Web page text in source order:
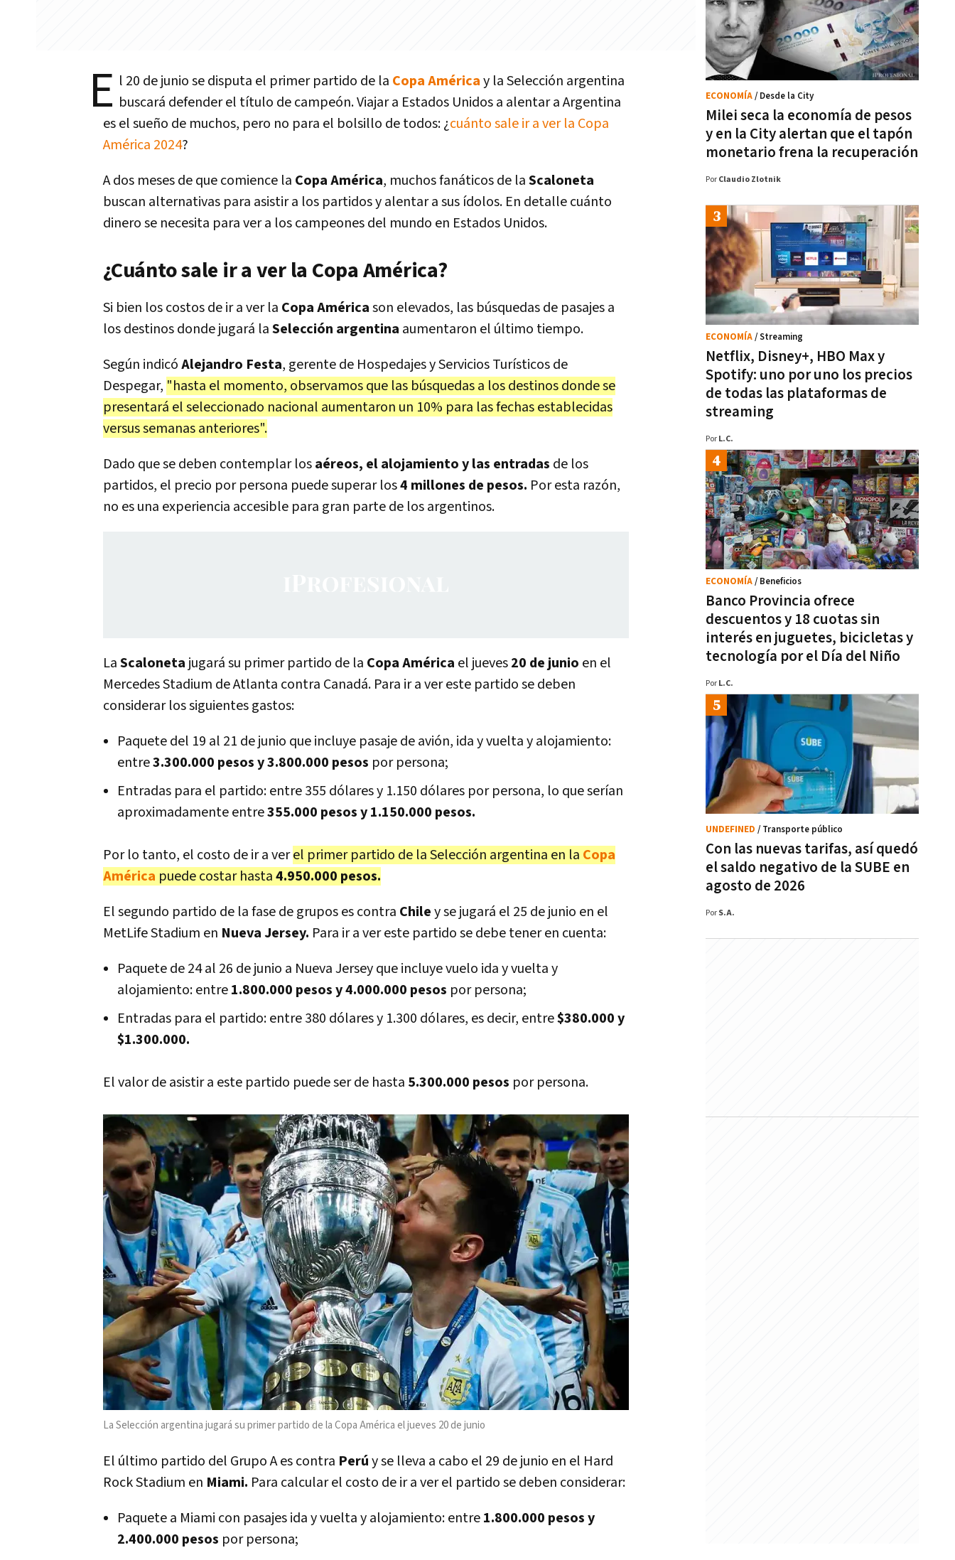
E l 20 de junio se disputa el primer partido de la Copa Américay la Selección argentina
buscará defender el título de campeón. Viajar a Estados Unidos a alentar a Argentina
es el sueño de muchos, pero no para el bolsillo de todos: ¿cuánto sale ir a ver la Copa
América 2024?
A dos meses de que comience la Copa América, muchos fanáticos de laScaloneta
buscan alternativas para asistir a los partidos y alentar a sus ídolos. En detalle cuánto
dinero se necesita para ver a los campeones del mundo en Estados Unidos.
¿Cuánto sale ir a ver la Copa América?
Si bien los costos de ir a ver la Copa Américason elevados, las búsquedas de pasajes a
los destinos donde jugará laSelección argentina aumentaron el último tiempo.
Según indicóAlejandro Festa, gerente de Hospedajes y Servicios Turísticos de
Despegar, "hasta el momento, observamos que las búsquedas a los destinos donde se
presentará el seleccionado nacional aumentaron un 10% para las fechas establecidas
versus semanas anteriores".
Dado que se deben contemplar losaéreos, el alojamiento y las entradas de los
partidos, el precio por persona puede superar los4 millones de pesos. Por esta razón,
no es una experiencia accesible para gran parte de los argentinos.
LaScaloneta jugará su primer partido de la Copa América el jueves20 de junio en el
Mercedes Stadium de Atlanta contra Canadá. Para ir a ver este partido se deben
considerar los siguientes gastos:
Paquete del 19 al 21 de junio que incluye pasaje de avión, ida y vuelta y alojamiento:
entre3.300.000 pesos y 3.800.000 pesos por persona;
Entradas para el partido: entre 355 dólares y 1.150 dólares por persona, lo que serían
aproximadamente entre355.000 pesos y 1.150.000 pesos.
Por lo tanto, el costo de ir a verel primer partido de la Selección argentina en la Copa
América puede costar hasta4.950.000 pesos.
El segundo partido de la fase de grupos es contra Chiley se jugará el 25 de junio en el
MetLife Stadium en Nueva Jersey. Para ir a ver este partido se debe tener en cuenta:
Paquete de 24 al 26 de junio a Nueva Jersey que incluye vuelo ida y vuelta y
alojamiento: entre1.800.000 pesos y 4.000.000 pesos por persona;
Entradas para el partido: entre 380 dólares y 1.300 dólares, es decir, entre$380.000 y
$1.300.000.
El valor de asistir a este partido puede ser de hasta 5.300.000 pesos por persona.
La Selección argentina jugará su primer partido de la Copa América el jueves 20 de junio
El último partido del Grupo A es contra Perúy se lleva a cabo el 29 de junio en el Hard
Rock Stadium en Miami. Para calcular el costo de ir a ver el partido se deben considerar:
Paquete a Miami con pasajes ida y vuelta y alojamiento: entre1.800.000 pesos y
2.400.000 pesos por persona;
Milei seca la economía de pesos
y en la City alertan que el tapón
monetario frena la recuperación
ECONOMÍA/ Desde la City
Por Claudio Zlotnik
Netflix, Disney+, HBO Max y
Spotify: uno por uno los precios
de todas las plataformas de
streaming
ECONOMÍA/ Streaming
Por L.C.
Banco Provincia ofrece
descuentos y 18 cuotas sin
interés en juguetes, bicicletas y
tecnología por el Día del Niño
ECONOMÍA/ Beneficios
Por L.C.
Con las nuevas tarifas, así quedó
el saldo negativo de la SUBE en
agosto de 2026
UNDEFINED / Transporte público
Por S.A.